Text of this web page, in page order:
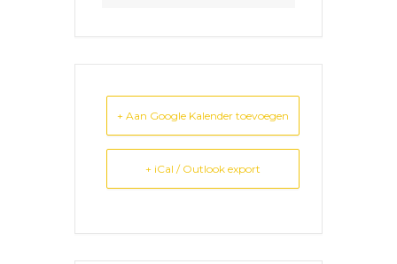
+ Aan Google Kalender toevoegen
+ iCal / Outlook export